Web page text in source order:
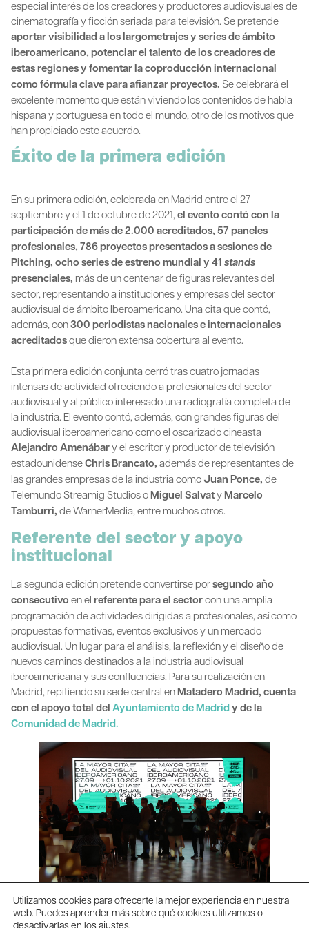
especial interés de los creadores y productores audiovisuales de
cinematografía y ficción seriada para televisión. Se pretende
aportar visibilidad a los largometrajes y series de ámbito
iberoamericano, potenciar el talento de los creadores de
estas regiones y fomentar la coproducción internacional
como fórmula clave para afianzar proyectos. Se celebrará el
excelente momento que están viviendo los contenidos de habla
hispana y portuguesa en todo el mundo, otro de los motivos que
han propiciado este acuerdo.
Éxito de la primera edición
En su primera edición, celebrada en Madrid entre el 27
septiembre y el 1 de octubre de 2021,el evento contó con la
participación de más de 2.000 acreditados, 57 paneles
profesionales, 786 proyectos presentados a sesiones de
Pitching, ocho series de estreno mundial y 41stands
presenciales, más de un centenar de figuras relevantes del
sector, representando a instituciones y empresas del sector
audiovisual de ámbito Iberoamericano. Una cita que contó,
además, con300 periodistas nacionales e internacionales
acreditadosque dieron extensa cobertura al evento.
Esta primera edición conjunta cerró tras cuatro jornadas
intensas de actividad ofreciendo a profesionales del sector
audiovisual y al público interesado una radiografía completa de
la industria. El evento contó, además, con grandes figuras del
audiovisual iberoamericano como el oscarizado cineasta
Alejandro Amenábary el escritor y productor de televisión
estadounidenseChris Brancato, además de representantes de
las grandes empresas de la industria como Juan Ponce, de
Telemundo Streamig Studios oMiguel SalvatyMarcelo
Tamburri, de WarnerMedia, entre muchos otros.
Referente del sector y apoyo
institucional
La segunda edición pretende convertirse porsegundo año
consecutivo en el referente para el sectorcon una amplia
programación de actividades dirigidas a profesionales, así como
propuestas formativas, eventos exclusivos y un mercado
audiovisual. Un lugar para el análisis, la reflexión y el diseño de
nuevos caminos destinados a la industria audiovisual
iberoamericana y sus confluencias. Para su realización en
Madrid, repitiendo su sede central enMatadero Madrid, cuenta
con el apoyo total delAyuntamiento de Madridy de la
Comunidad de Madrid.
Utilizamos cookies para ofrecerte la mejor experiencia en nuestra
web. Puedes aprender más sobre qué cookies utilizamos o
desactivarlas en losajustes.